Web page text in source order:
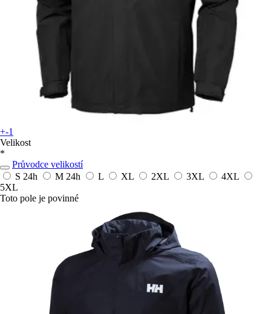
+-1
Velikost
*
Průvodce velikostí
S 24h M 24h L XL 2XL 3XL
4XL
5XL
Toto pole je povinné